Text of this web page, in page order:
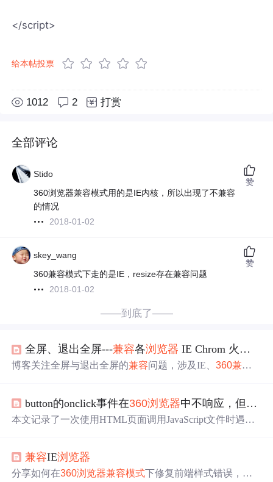
</script>
给本帖投票
1012 2 打赏
全部评论
Stido
360浏览器兼容模式用的是IE内核，所以出现了不兼容
的情况
2018-01-02
赞
skey_wang
360兼容模式下走的是IE，resize存在兼容问题
2018-01-02
赞
——到底了——
全屏、退出全屏---兼容各浏览器 IE Chrom 火狐
博客关注全屏与退出全屏的兼容问题，涉及IE、360兼容
button的onclick事件在360浏览器中不响应，但在IE中可以，不明白原因
本文记录了一次使用HTML页面调用JavaScript文件时遇到
单的示例代码用于说明问题。
兼容IE浏览器
分享如何在360浏览器兼容模式下修复前端样式错误，通